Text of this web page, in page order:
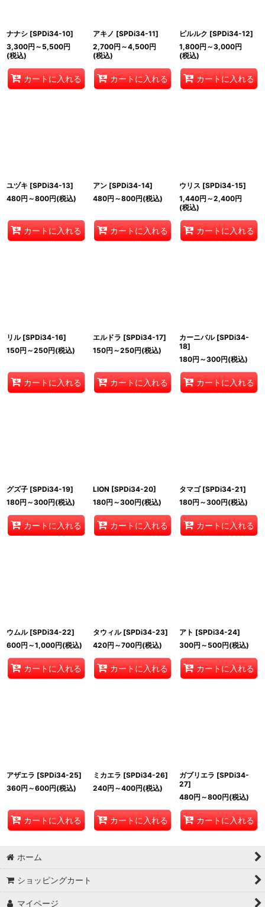
ナナシ [SPDi34-10]
3,300円 ～5,500円
(税込)
カートに入れる
アキノ [SPDi34-11]
2,700円 ～4,500円
(税込)
カートに入れる
ピルルク [SPDi34-12]
1,800円 ～3,000円
(税込)
カートに入れる
ユヅキ [SPDi34-13]
480円 ～800円(税込)
カートに入れる
アン [SPDi34-14]
480円 ～800円(税込)
カートに入れる
ウリス [SPDi34-15]
1,440円 ～2,400円
(税込)
カートに入れる
リル [SPDi34-16]
150円 ～250円(税込)
カートに入れる
エルドラ [SPDi34-17]
150円 ～250円(税込)
カートに入れる
カーニバル [SPDi34-
18]
180円 ～300円(税込)
カートに入れる
グズ子 [SPDi34-19]
180円 ～300円(税込)
カートに入れる
LION [SPDi34-20]
180円 ～300円(税込)
カートに入れる
タマゴ [SPDi34-21]
180円 ～300円(税込)
カートに入れる
ウムル [SPDi34-22]
600円 ～1,000円(税込)
カートに入れる
タウィル [SPDi34-23]
420円 ～700円(税込)
カートに入れる
アト [SPDi34-24]
300円 ～500円(税込)
カートに入れる
アザエラ [SPDi34-25]
360円 ～600円(税込)
カートに入れる
ミカエラ [SPDi34-26]
240円 ～400円(税込)
カートに入れる
ガブリエラ [SPDi34-
27]
480円 ～800円(税込)
カートに入れる
ホーム
ショッピングカート
マイページ